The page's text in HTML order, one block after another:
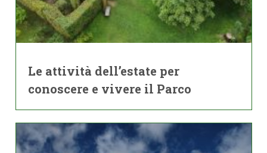
Le attività dell’estate per
conoscere e vivere il Parco